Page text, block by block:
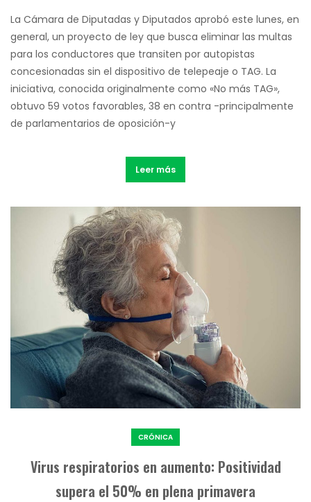
La Cámara de Diputadas y Diputados aprobó este lunes, en
general, un proyecto de ley que busca eliminar las multas
para los conductores que transiten por autopistas
concesionadas sin el dispositivo de telepeaje o TAG. La
iniciativa, conocida originalmente como «No más TAG»,
obtuvo 59 votos favorables, 38 en contra -principalmente
de parlamentarios de oposición-y
Leer más
CRÓNICA
Virus respiratorios en aumento: Positividad
supera el 50% en plena primavera